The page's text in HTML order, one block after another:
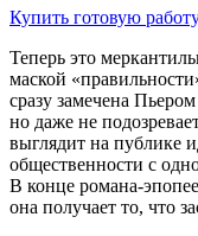
Купить готовую
Теперь это
маской
сразу замечена
но даже не
выглядит на публике
общественности с
В конце романа-
она получает то, что